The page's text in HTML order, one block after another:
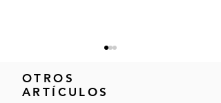
OTROS
ARTÍCULOS